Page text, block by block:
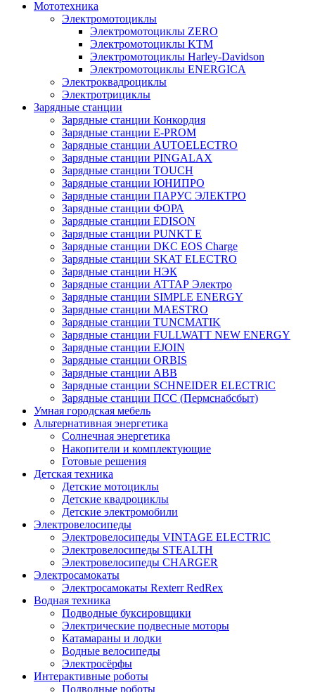
Мототехника
Электромотоциклы
Электромотоциклы ZERO
Электромотоциклы KTM
Электромотоциклы Harley-Davidson
Электромотоциклы ENERGICA
Электроквадроциклы
Электротрициклы
Зарядные станции
Зарядные станции Конкордия
Зарядные станции E-PROM
Зарядные станции AUTOELECTRO
Зарядные станции PINGALAX
Зарядные станции TOUCH
Зарядные станции ЮНИПРО
Зарядные станции ПАРУС ЭЛЕКТРО
Зарядные станции ФОРА
Зарядные станции EDISON
Зарядные станции PUNKT E
Зарядные станции DKC EOS Charge
Зарядные станции SKAT ELECTRO
Зарядные станции НЭК
Зарядные станции АТТАР Электро
Зарядные станции SIMPLE ENERGY
Зарядные станции MAESTRO
Зарядные станции TUNCMATIK
Зарядные станции FULLWATT NEW ENERGY
Зарядные станции EJOIN
Зарядные станции ORBIS
Зарядные станции ABB
Зарядные станции SCHNEIDER ELECTRIC
Зарядные станции ПСС (Пермснабсбыт)
Умная городская мебель
Альтернативная энергетика
Солнечная энергетика
Накопители и комплектующие
Готовые решения
Детская техника
Детские мотоциклы
Детские квадроциклы
Детские электромобили
Электровелосипеды
Электровелосипеды VINTAGE ELECTRIC
Электровелосипеды STEALTH
Электровелосипеды CHARGER
Электросамокаты
Электросамокаты Rexterr RedRex
Водная техника
Подводные буксировщики
Электрические подвесные моторы
Катамараны и лодки
Водные велосипеды
Электросёрфы
Интерактивные роботы
Подводные роботы